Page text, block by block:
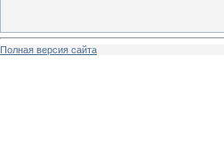
Полная версия сайта